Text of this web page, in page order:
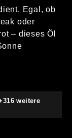
Egal, ob
oder
– dieses Öl
weitere